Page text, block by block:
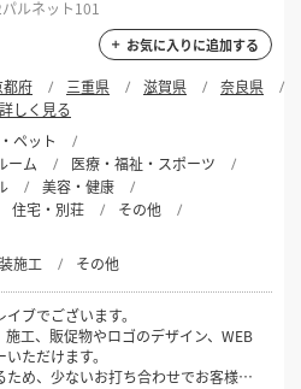
ルネット101
お気に入りに追加する
都府 三重県 滋賀県
奈良県
しく見る
ペット
ーム
医療・福祉・スポーツ
美容・健康
住宅・別荘
その他
施工 その他
ブでございます。
工、販促物やロゴのデザイン、WEB
ただけます。
ため、少ないお打ち合わせでお客様の